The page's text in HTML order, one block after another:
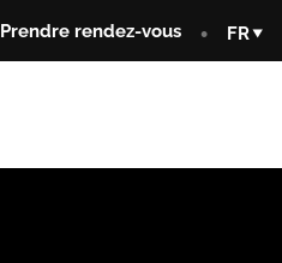
Prendre rendez-vous FR